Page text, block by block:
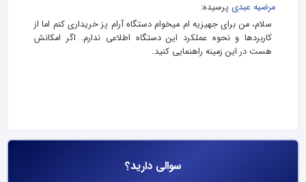
مرضیه عبدی پرسیده:
سلام، من برای جهیزیه‌ ام میخوام دستگاه آرام پز خریداری کنم اما از
کاربردها و نحوه عملکرد این دستگاه اطلاعی ندارم. اگر امکانش
هست در این زمینه راهنمایی کنید.
سوالی دارید؟